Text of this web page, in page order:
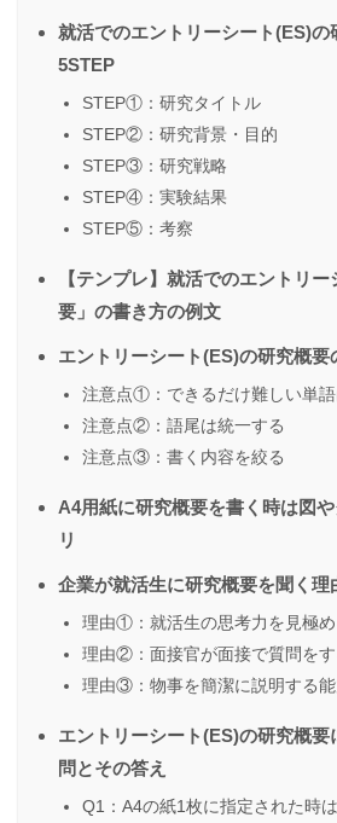
就活でのエントリーシート(ES)の
5STEP
STEP①：研究タイトル
STEP②：研究背景・目的
STEP③：研究戦略
STEP④：実験結果
STEP⑤：考察
【テンプレ】就活でのエントリ
要」の書き方の例文
エントリーシート(ES)の研究概
注意点①：できるだけ難しい単語
注意点②：語尾は統一する
注意点③：書く内容を絞る
A4用紙に研究概要を書く時は図
リ
企業が就活生に研究概要を聞く理
理由①：就活生の思考力を見極
理由②：面接官が面接で質問を
理由③：物事を簡潔に説明する
エントリーシート(ES)の研究概
問とその答え
Q1：A4の紙1枚に指定された時